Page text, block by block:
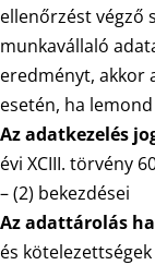
ellenőrzést végző
munkavállaló
eredményt, akkor
esetén, ha
Az adatkezelés
évi XCIII. törvény
– (2) bekezdései
Az adattárolás
és